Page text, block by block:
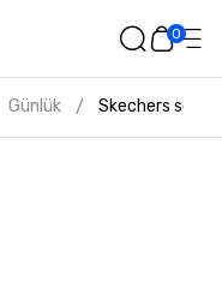
0
Günlük / Skechers sola